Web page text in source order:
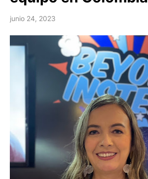
junio 24, 2023